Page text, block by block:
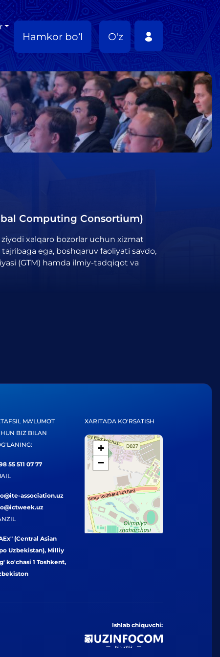
Hamkor bo‘l O'z
Computing Consortium)
xalqaro bozorlar uchun xizmat
ega, boshqaruv faoliyati savdo,
(GTM) hamda ilmiy-tadqiqot va
MA'LUMOT
BIZ BILAN
55 511 07 77
association.uz
(Central Asian
Uzbekistan), Milliy
ko'chasi 1 Toshkent,
XARITADA KO'RSATISH
+
−
Ishlab chiquvchi: